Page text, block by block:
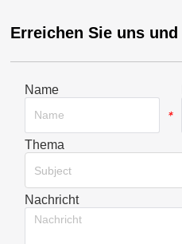
Erreichen Sie uns
Name
*
Thema
Subject
Nachricht